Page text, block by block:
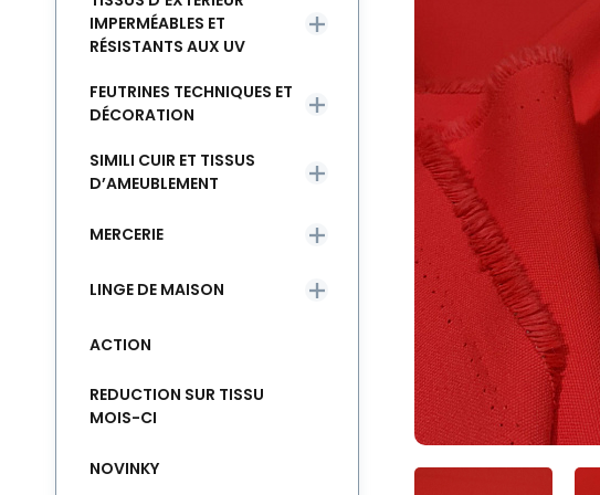
IMPERMÉABLES ET
RÉSISTANTS AUX UV
FEUTRINES TECHNIQUES ET
DÉCORATION
SIMILI CUIR ET TISSUS
D’AMEUBLEMENT
MERCERIE
LINGE DE MAISON
ACTION
REDUCTION SUR TISSU
MOIS-CI
NOVINKY